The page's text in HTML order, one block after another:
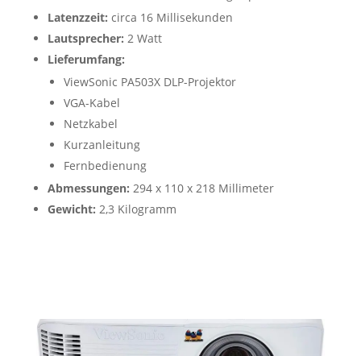
Latenzzeit: circa 16 Millisekunden
Lautsprecher: 2 Watt
Lieferumfang:
ViewSonic PA503X DLP-Projektor
VGA-Kabel
Netzkabel
Kurzanleitung
Fernbedienung
Abmessungen: 294 x 110 x 218 Millimeter
Gewicht: 2,3 Kilogramm